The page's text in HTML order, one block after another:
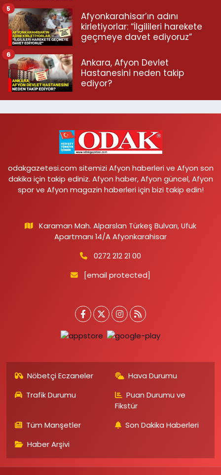
Afyonkarahisar’ın adını
kirletiyorlar: “İlgilileri harekete
geçmeye davet ediyoruz”
5
Ankara, Afyon Devlet
Hastanesini neden takip
ediyor?
6
odakgazetesi.com sitemizi Afyon haberleri ve Afyon son
dakika için takip ediniz. Afyon haber, Afyon güncel, Afyon
spor ve Afyon magazin haberleri için bizi takip edin!
Karaman Mah. Alparslan Türkeş Bulvarı, Ufuk
Apartmanı 14/A Afyonkarahisar
0272 212 21 00
[email protected]
Nöbetçi Eczaneler
Hava Durumu
Trafik Durumu
Puan Durumu ve
Fikstür
Tüm Manşetler
Son Dakika Haberleri
Haber Arşivi